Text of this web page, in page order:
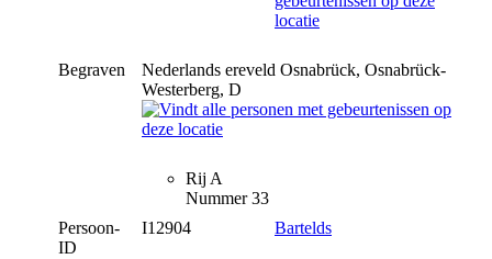
Begraven
Nederlands ereveld Osnabrück, Osnabrück-
Westerberg, D
Rij A
Nummer 33
Persoon-
ID
I12904 Bartelds